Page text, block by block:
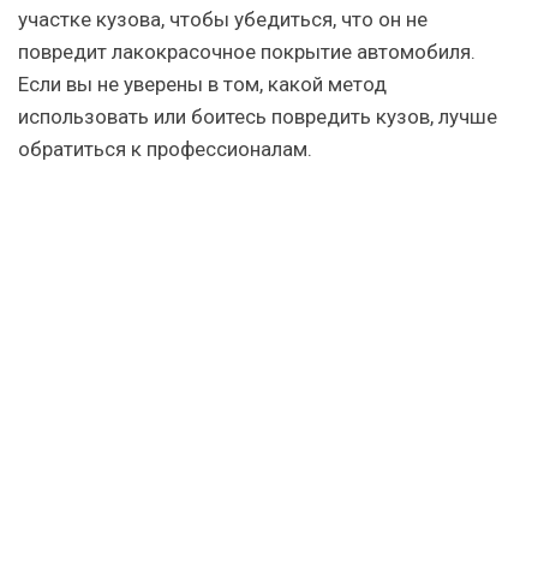
участке кузова, чтобы убедиться, что он не
повредит лакокрасочное покрытие автомобиля.
Если вы не уверены в том, какой метод
использовать или боитесь повредить кузов, лучше
обратиться к профессионалам.